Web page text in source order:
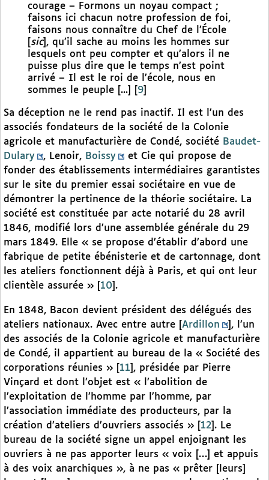
courage – Formons un noyau compact ;
faisons ici chacun notre profession de foi,
faisons nous connaître du Chef de l’École
sic], qu’il sache au moins les hommes sur
lesquels ont peu compter et qu’alors il ne
puisse plus dire que le temps n’est point
arrivé – Il est le roi de l’école, nous en
sommes le peuple [...]
9
Sa déception ne le rend pas inactif. Il est l’un des
associés fondateurs de la société de la Colonie
agricole et manufacturière de Condé, société Baudet-
Dulary
, Lenoir, Boissy
et Cie qui propose de
fonder des établissements intermédiaires garantistes
sur le site du premier essai sociétaire en vue de
démontrer la pertinence de la théorie sociétaire. La
société est constituée par acte notarié du 28 avril
1846, modifié lors d’une assemblée générale du 29
mars 1849. Elle « se propose d’établir d’abord une
fabrique de petite ébénisterie et de cartonnage, dont
les ateliers fonctionnent déjà à Paris, et qui ont leur
clientèle assurée »
10 .
En 1848, Bacon devient président des délégués des
ateliers nationaux. Avec entre autre [ Ardillon
], l’un
des associés de la Colonie agricole et manufacturière
de Condé, il appartient au bureau de la « Société des
corporations réunies »
11 , présidée par Pierre
Vinçard et dont l’objet est « l’abolition de
l’exploitation de l’homme par l’homme, par
l’association immédiate des producteurs, par la
création d’ateliers d’ouvriers associés »
12 . Le
bureau de la société signe un appel enjoignant les
ouvriers à ne pas apporter leurs « voix […] et appuis
à des voix anarchiques », à ne pas « prêter [leurs]